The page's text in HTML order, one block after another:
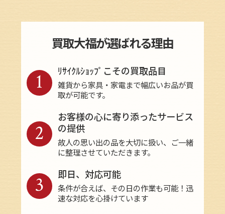
買取大福が選ばれる理由
ﾘｻｲｸﾙｼｮｯﾌﾟこその買取品目
雑貨から家具・家電まで幅広いお品が買
取が可能です。
1
お客様の心に寄り添ったサービス
の提供
故人の思い出の品を大切に扱い、ご一緒
に整理させていただきます。
2
即日、対応可能
条件が合えば、その日の作業も可能！迅
速な対応を心掛けています
3